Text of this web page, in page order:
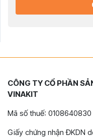
CÔNG TY CỔ PHẦN
VINAKIT
Mã số thuế: 0108640830
Giấy chứng nhận ĐKDN